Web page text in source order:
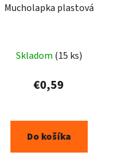
Mucholapka plastová
Skladom (15 ks)
€0,59
Do košíka